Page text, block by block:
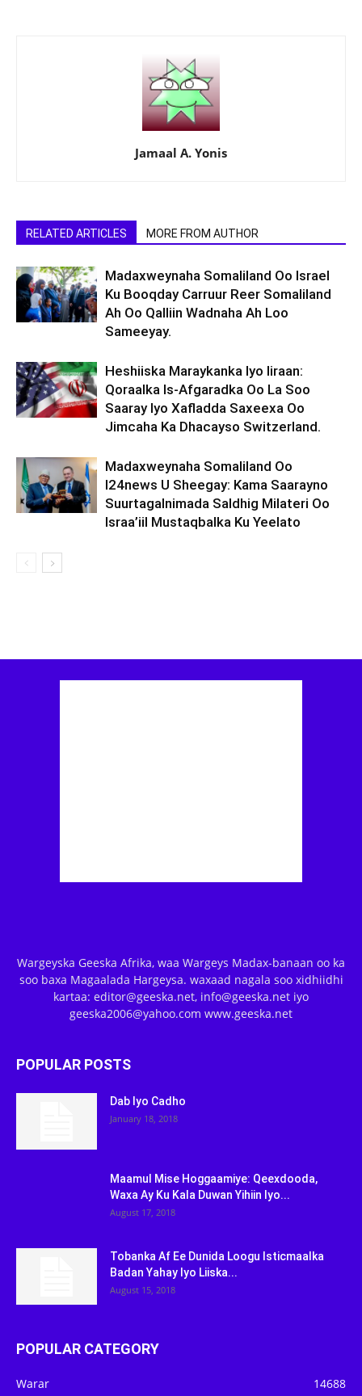
Jamaal A. Yonis
RELATED ARTICLES MORE FROM AUTHOR
Madaxweynaha Somaliland Oo Israel
Ku Booqday Carruur Reer Somaliland
Ah Oo Qalliin Wadnaha Ah Loo
Sameeyay.
Heshiiska Maraykanka Iyo Iiraan:
Qoraalka Is-Afgaradka Oo La Soo
Saaray Iyo Xafladda Saxeexa Oo
Jimcaha Ka Dhacayso Switzerland.
Madaxweynaha Somaliland Oo
I24news U Sheegay: Kama Saarayno
Suurtagalnimada Saldhig Milateri Oo
Israa’iil Mustaqbalka Ku Yeelato
Wargeyska Geeska Afrika, waa Wargeys Madax-banaan oo ka
soo baxa Magaalada Hargeysa. waxaad nagala soo xidhiidhi
kartaa: editor@geeska.net, info@geeska.net iyo
geeska2006@yahoo.com www.geeska.net
POPULAR POSTS
Dab Iyo Cadho
January 18, 2018
Maamul Mise Hoggaamiye: Qeexdooda,
Waxa Ay Ku Kala Duwan Yihiin Iyo...
August 17, 2018
Tobanka Af Ee Dunida Loogu Isticmaalka
Badan Yahay Iyo Liiska...
August 15, 2018
POPULAR CATEGORY
Warar 14688